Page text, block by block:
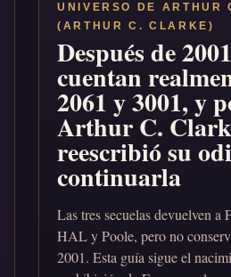
UNIVERSO DE ARTHUR
(ARTHUR C. CLARKE)
Después de
cuentan
2061 y 3001, y
Arthur C.
reescribió su
continuarla
Las tres secuelas devuelven a
HAL y Poole, pero no
2001. Esta guía sigue el